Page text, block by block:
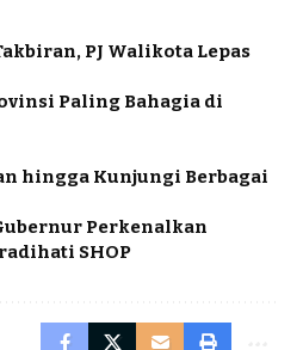
PJ Walikota Lepas
Paling Bahagia di
hingga Kunjungi Berbagai
Perkenalkan
SHOP